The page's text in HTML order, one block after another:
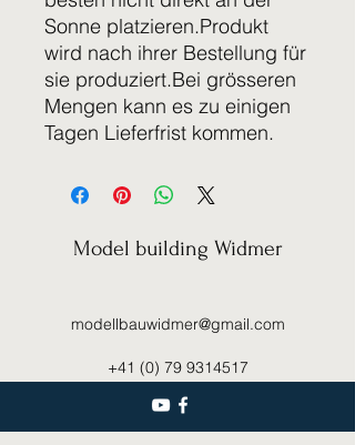
Sonne platzieren.Produkt
wird nach ihrer Bestellung für
sie produziert.Bei grösseren
Mengen kann es zu einigen
Tagen Lieferfrist kommen.
Model building Widmer
modellbauwidmer@gmail.com
+41 (0) 79 9314517